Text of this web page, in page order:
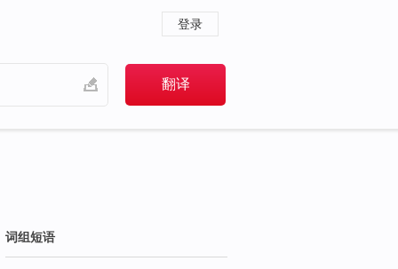
登录
词组短语